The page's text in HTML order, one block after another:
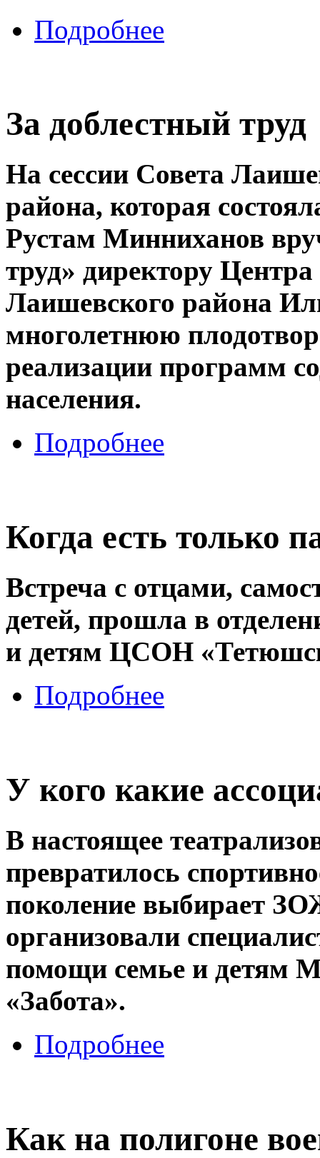
Подробнее
За доблестный труд
На сессии Совета
района, которая
Рустам Минниханов
труд» директору Центра
Лаишевского района
многолетнюю
реализации программ
населения.
Подробнее
Когда есть только
Встреча с отцами,
детей, прошла в
и детям ЦСОН
Подробнее
У кого какие
В настоящее
превратилось
поколение выбирает
организовали
помощи семье и
«Забота».
Подробнее
Как на полигоне